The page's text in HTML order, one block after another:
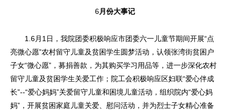
6月份大事记
1.6月1日，我院团委积极响应市团委六一儿童节期间开展“点
亮微心愿”农村留守儿童及贫困学生圆梦活动，认领张湾街贫困户
子女“微心愿”，募捐善款，为其购买学习用品等，进一步深化农村
留守儿童及贫困学生关爱工作；院工会积极响应区妇联“爱心伴成
长”--“爱心妈妈”关爱留守儿童和困境儿童活动，组织院内“爱心妈
妈”，开展贫困家庭儿童关爱、慰问活动，并为烈士子女精心准备